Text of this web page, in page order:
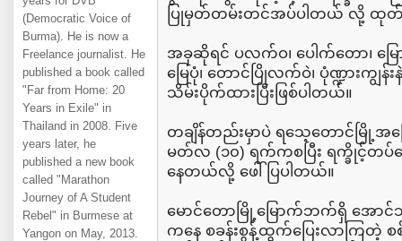
(Democratic Voice of
Burma). He is now a
Freelance journalist. He
published a book called
"Far from Home: 20
Years in Exile" in
Thailand in 2008. Five
years later, he
published a new book
called "Marathon
Journey of A Student
Rebel" in Burmese at
Yangon on May, 2013.
ပြုမှတ်တမ်းတင်အပ်ပါတယ် လို့ ထုတ်ပ
အခုဆိုရင် ပလက်ဝ၊ ပေါက်တော၊ မြော
မြေပုံ၊ တောင်ပြိုလက်ဝဲ၊ ပုံဏ္ဍားကျွန်
သိမ်းပိုက်ထားပြီးဖြစ်ပါတယ်။
တချိန်တည်းမှာပဲ ရသေ့တောင်မြို့အ
မတ်လ (၁၀) ရက်ကစပြီး ရက္ခိုင့်တ
နေတယ်လို့ ဖေါ်ပြပါတယ်။
မောင်တောမြို့မြောက်ဘက်ရှိ အောင်သ
ကနေ စခန်းစွန့်ထွက်ပြေးလာကြတဲ့